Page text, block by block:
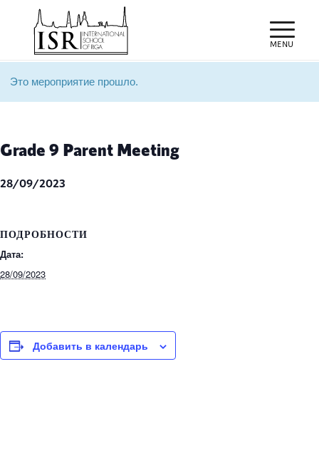
Это мероприятие прошло.
Grade 9 Parent Meeting
28/09/2023
ПОДРОБНОСТИ
Дата:
28/09/2023
Добавить в календарь